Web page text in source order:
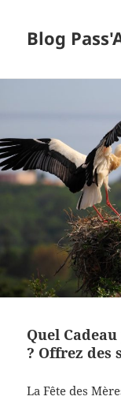
Blog
Quel
? Offrez des
La Fête des